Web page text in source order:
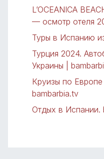
L’OCEANICA
— осмотр отеля
Туры в Испанию
Турция 2024.
Украины |
Круизы по Европе
bambarbia.tv
Отдых в Испании.